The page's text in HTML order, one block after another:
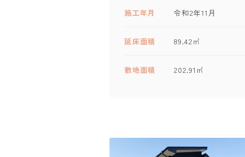
施工年月 令和2年11月
延床面積 89.42㎡
敷地面積 202.91㎡